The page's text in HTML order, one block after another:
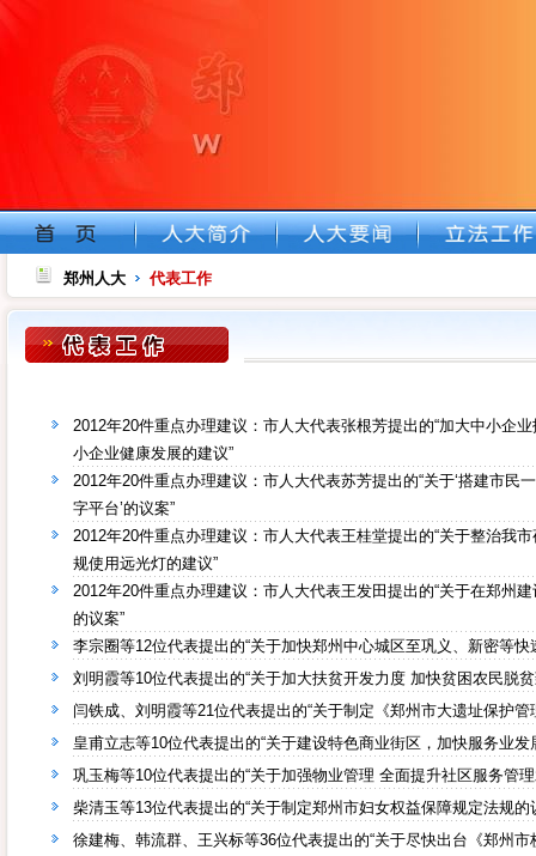
郑州人大 代表工作
2012年20件重点办理建议：市人大代表张根芳提出的“加大中小企
小企业健康发展的建议”
2012年20件重点办理建议：市人大代表苏芳提出的“关于‘搭建市民
字平台’的议案”
2012年20件重点办理建议：市人大代表王桂堂提出的“关于整治我
规使用远光灯的建议”
2012年20件重点办理建议：市人大代表王发田提出的“关于在郑州
的议案”
李宗圈等12位代表提出的“关于加快郑州中心城区至巩义、新密等快
刘明霞等10位代表提出的“关于加大扶贫开发力度 加快贫困农民脱
闫铁成、刘明霞等21位代表提出的“关于制定《郑州市大遗址保护管
皇甫立志等10位代表提出的“关于建设特色商业街区，加快服务业发
巩玉梅等10位代表提出的“关于加强物业管理 全面提升社区服务管
柴清玉等13位代表提出的“关于制定郑州市妇女权益保障规定法规的
徐建梅、韩流群、王兴标等36位代表提出的“关于尽快出台《郑州